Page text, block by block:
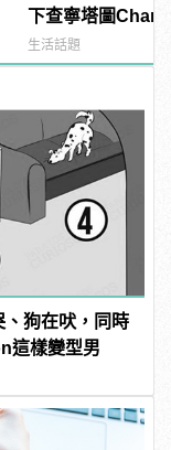
下查寧塔圖
《PEOPLE》時
男人！
生活話題
、狗在吠，同時
這樣變型男